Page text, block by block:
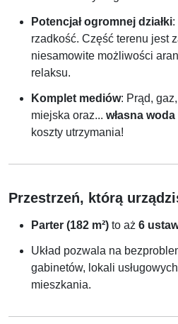
Potencjał ogromnej działki:
rzadkość. Część terenu jest
niesamowite możliwości
relaksu.
Komplet mediów: Prąd,
miejska oraz... własna
koszty utrzymania!
Przestrzeń, którą
Parter (182 m²) to aż 6
Układ pozwala na
gabinetów, lokali
mieszkania.